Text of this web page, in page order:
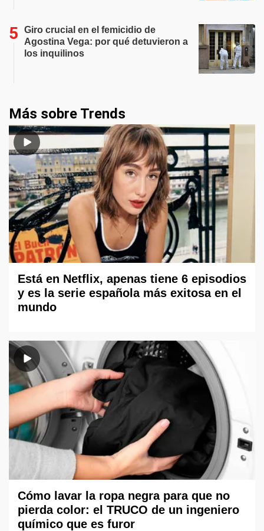
Giro crucial en el femicidio de
Agostina Vega: por qué detuvieron a
los inquilinos
Más sobre Trends
Está en Netflix, apenas tiene 6 episodios
y es la serie española más exitosa en el
mundo
Cómo lavar la ropa negra para que no
pierda color: el TRUCO de un ingeniero
químico que es furor